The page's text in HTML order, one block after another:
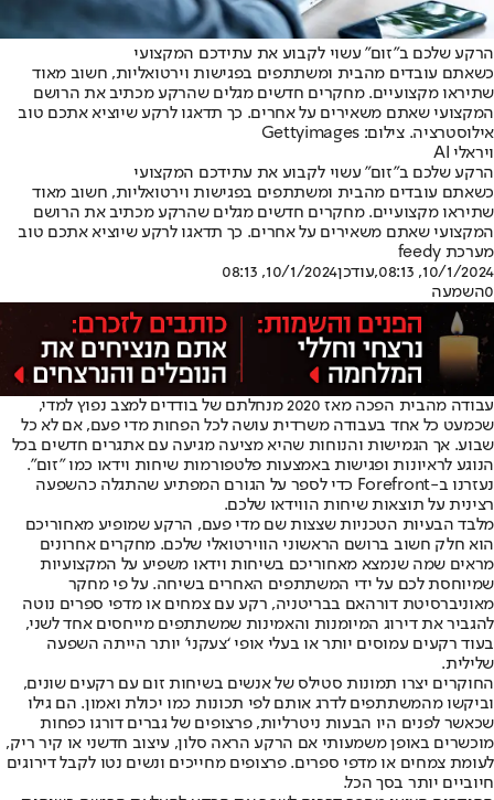
הרקע שלכם ב"זום" עשוי לקבוע את עתידכם המקצועי
כשאתם עובדים מהבית ומשתתפים בפגישות וירטואליות, חשוב מאוד
שתיראו מקצועיים. מחקרים חדשים מגלים שהרקע מכתיב את הרושם
המקצועי שאתם משאירים על אחרים. כך תדאגו לרקע שיוציא אתכם טוב
אילוסטרציה. צילום: Gettyimages
ויראלי AI
הרקע שלכם ב"זום" עשוי לקבוע את עתידכם המקצועי
כשאתם עובדים מהבית ומשתתפים בפגישות וירטואליות, חשוב מאוד
שתיראו מקצועיים. מחקרים חדשים מגלים שהרקע מכתיב את הרושם
המקצועי שאתם משאירים על אחרים. כך תדאגו לרקע שיוציא אתכם טוב
מערכת feedy
10/1/2024, 08:13
,עודכן10/1/2024, 08:13
0השמעה
עבודה מהבית הפכה מאז 2020 מנחלתם של בודדים למצב נפוץ למדי,
שכמעט כל אחד בעבודה משרדית עושה לכל הפחות מדי פעם, אם לא כל
שבוע. אך הגמישות והנוחות שהיא מציעה מגיעה עם אתגרים חדשים בכל
הנוגע לראיונות ופגישות באמצעות פלטפורמות שיחות וידאו כמו "זום”.
נעזרנו ב-Forefront כדי לספר על הגורם המפתיע שהתגלה כהשפעה
רצינית על תוצאות שיחות הווידאו שלכם.
מלבד הבעיות הטכניות שצצות שם מדי פעם, הרקע שמופיע מאחוריכם
הוא חלק חשוב ברושם הראשוני הווירטואלי שלכם. מחקרים אחרונים
מראים שמה שנמצא מאחוריכם בשיחות וידאו משפיע על המקצועיות
שמיוחסת לכם על ידי המשתתפים האחרים בשיחה. על פי מחקר
מאוניברסיטת דורהאם בבריטניה, רקע עם צמחים או מדפי ספרים נוטה
להגביר את דירוג המיומנות והאמינות שמשתתפים מייחסים אחד לשני,
בעוד רקעים עמוסים יותר או בעלי אופי ‘צעקני’ יותר הייתה השפעה
שלילית.
החוקרים יצרו תמונות סטילס של אנשים בשיחות זום עם רקעים שונים,
וביקשו מהמשתתפים לדרג אותם לפי תכונות כמו יכולת ואמון. הם גילו
שכאשר לפנים היו הבעות ניטרליות, פרצופים של גברים דורגו כפחות
מוכשרים באופן משמעותי אם הרקע הראה סלון, עיצוב חדשני או קיר ריק,
לעומת צמחים או מדפי ספרים. פרצופים מחייכים ונשים נטו לקבל דירוגים
חיוביים יותר בסך הכל.